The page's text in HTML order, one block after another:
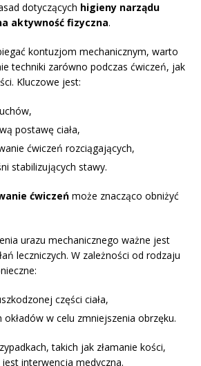
dotyczących higieny narządu
aktywność fizyczna.
kontuzjom mechanicznym, warto
techniki zarówno podczas ćwiczeń, jak
Kluczowe jest:
postawę ciała,
ćwiczeń rozciągających,
stabilizujących stawy.
ćwiczeń może znacząco obniżyć
urazu mechanicznego ważne jest
leczniczych. W zależności od rodzaju
części ciała,
okładów w celu zmniejszenia obrzęku.
takich jak złamanie kości,
interwencja medyczna.